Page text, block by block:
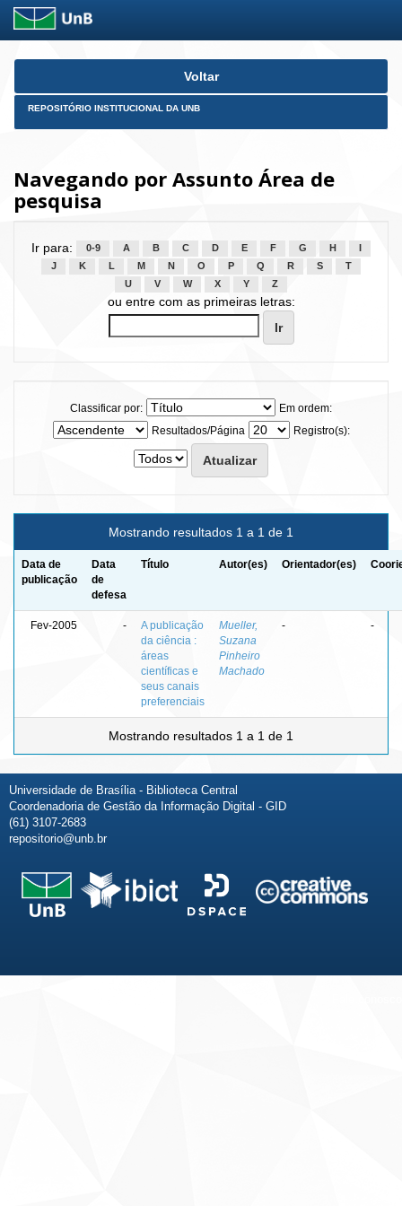
Skip
Voltar
REPOSITÓRIO INSTITUCIONAL DA UNB
Navegando por Assunto Área de
pesquisa
Ir para: 0-9 A B C D E F G H
J
K L M N O P Q R S
T
U
V W X Y Z
ou entre com as primeiras letras:
Classificar por:
Em ordem:
Resultados/Página
Registro(s):
Mostrando resultados 1 a 1 de 1
Data de
publicação
Data
de
defesa
Título Autor(es) Orientador(es)
Fev-2005 -
A publicação
da ciência :
áreas
científicas e
seus canais
preferenciais
Mueller,
Suzana
Pinheiro
Machado
- -
Mostrando resultados 1 a 1 de 1
Universidade de Brasília - Biblioteca Central
Coordenadoria de Gestão da Informação Digital - GID
(61) 3107-2683
repositorio@unb.br